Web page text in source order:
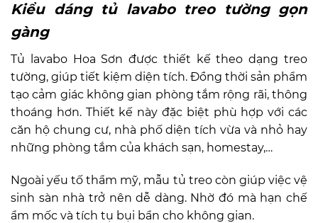
Kiểu dáng tủ lavabo treo tường gọn
gàng
Tủ lavabo Hoa Sơn được thiết kế theo dạng treo
tường, giúp tiết kiệm diện tích. Đồng thời sản phẩm
tạo cảm giác không gian phòng tắm rộng rãi, thông
thoáng hơn. Thiết kế này đặc biệt phù hợp với các
căn hộ chung cư, nhà phố diện tích vừa và nhỏ hay
những phòng tắm của khách sạn, homestay,…
Ngoài yếu tố thẩm mỹ, mẫu tủ treo còn giúp việc vệ
sinh sàn nhà trở nên dễ dàng. Nhờ đó mà hạn chế
ẩm mốc và tích tụ bụi bẩn cho không gian.